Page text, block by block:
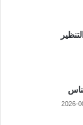
2026-